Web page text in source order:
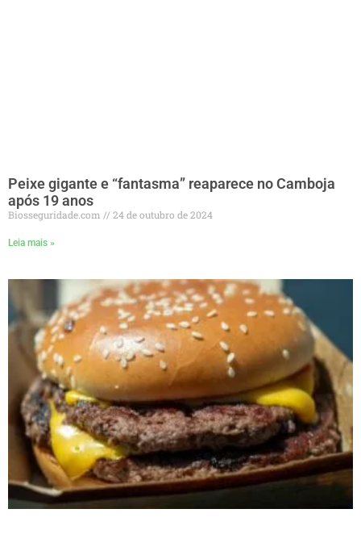
Peixe gigante e “fantasma” reaparece no Camboja
após 19 anos
Biosseguridade.com 24 de outubro de 2024
Leia mais »